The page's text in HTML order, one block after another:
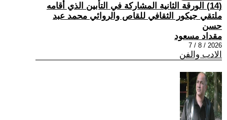
(14) الورقة الثانية المشاركة في التأبين الذي أقامه
ملتقي جيكور الثقافي للقاص والروائي محمد عبد
حسن
مقداد مسعود
2026 / 8 / 7
الادب والفن